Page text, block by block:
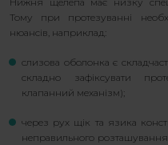
Тому при протезуванні
нюансів, наприклад:
слизова оболонка є
складно зафіксувати
клапанний механізм);
через рух щік та язика
неправильного